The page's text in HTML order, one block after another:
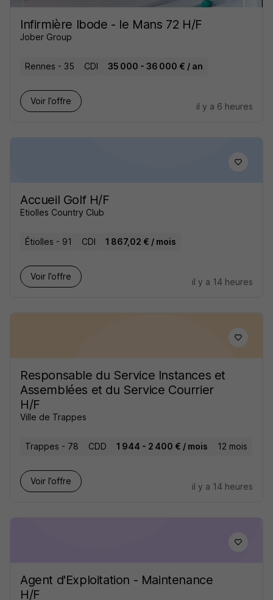
Infirmière Ibode - le Mans 72 H/F
Jober Group
Rennes - 35 CDI 35 000 - 36 000 € / an
Voir l’offre
il y a 6 heures
Accueil Golf H/F
Etiolles Country Club
Étiolles - 91 CDI 1 867,02 € / mois
Voir l’offre
il y a 14 heures
Responsable du Service Instances et
Assemblées et du Service Courrier
H/F
Ville de Trappes
Trappes - 78 CDD 1 944 - 2 400 € / mois 12 mois
Voir l’offre
il y a 14 heures
Agent d'Exploitation - Maintenance
H/F